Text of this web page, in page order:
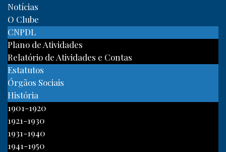
Notícias
O Clube
CNPDL
Plano de Atividades
Relatório de Atividades e Contas
Estatutos
Órgãos Sociais
História
1901-1920
1921-1930
1931-1940
1941-1950